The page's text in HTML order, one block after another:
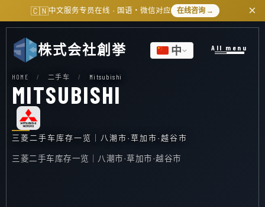
🇨🇳中文服务专员在线 · 国语・微信对应 在线咨询 ×
株式会社創挙 中 All menu
HOME / 二手车 / Mitsubishi
MITSUBISHI
三菱二手车库存一览｜八潮市·草加市·越谷市
三菱二手车库存一览｜八潮市·草加市·越谷市